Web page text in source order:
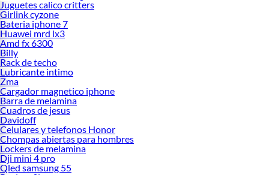
Juguetes calico critters
Girlink cyzone
Bateria iphone 7
Huawei mrd lx3
Amd fx 6300
Billy
Rack de techo
Lubricante intimo
Zma
Cargador magnetico iphone
Barra de melamina
Cuadros de jesus
Davidoff
Celulares y telefonos Honor
Chompas abiertas para hombres
Lockers de melamina
Dji mini 4 pro
Qled samsung 55